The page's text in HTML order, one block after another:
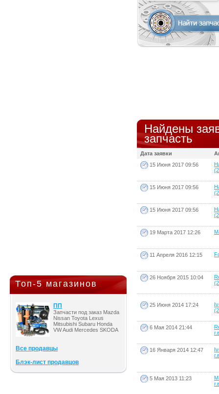
Топ-5 магазинов
ПП
Запчасти под заказ Mazda
Nissan Toyota Lexus
Mitsubishi Subaru Honda
VW Audi Mercedes SKODA
Все продавцы
Блэк-лист продавцов
Найдены
запчасть
Дата заявки
15 Июня 2017 09:56
15 Июня 2017 09:56
15 Июня 2017 09:56
19 Марта 2017 12:26
11 Апреля 2016 12:15
26 Ноября 2015 10:04
25 Июня 2014 17:24
6 Мая 2014 21:44
16 Января 2014 12:47
5 Мая 2013 11:23